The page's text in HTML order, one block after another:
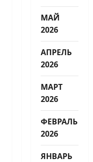
МАЙ
2026
АПРЕЛЬ
2026
МАРТ
2026
ФЕВРАЛЬ
2026
ЯНВАРЬ